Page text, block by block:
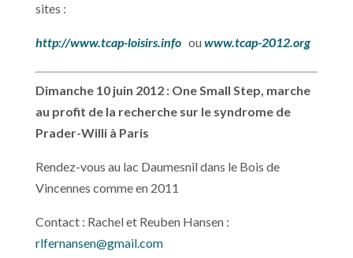
sites :
http://www.tcap-loisirs.infoouwww.tcap-2012.org
Dimanche 10 juin 2012 : One Small Step, marche
au profit de la recherche sur le syndrome de
Prader-Willi à Paris
Rendez-vous au lac Daumesnil dans le Bois de
Vincennes comme en 2011
Contact : Rachel et Reuben Hansen :
rlfernansen@gmail.com